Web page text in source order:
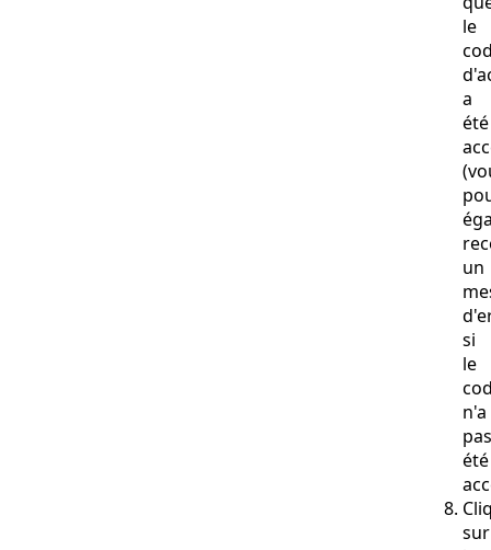
le
a
été
un
si
le
n'a
pas
été
sur